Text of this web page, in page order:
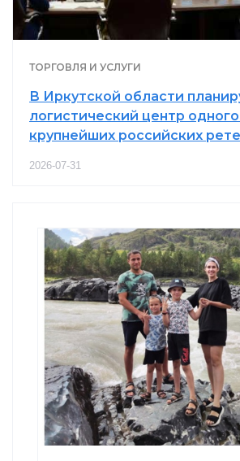
ТОРГОВЛЯ И УСЛУГИ
В Иркутской области
логистический центр одного
крупнейших российских
2026-07-31